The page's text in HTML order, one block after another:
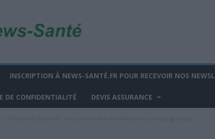
INSCRIPTION À NEWS-SANTÉ.FR POUR RECEVOIR NOS
DE CONFIDENTIALITÉ DEVIS ASSURANCE